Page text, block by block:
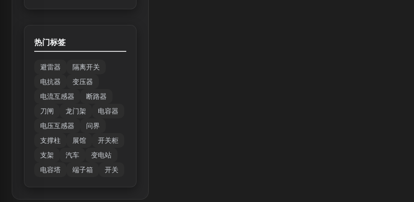
热门标签
避雷器
隔离开关
电抗器
变压器
电流互感器
断路器
刀闸
龙门架
电容器
电压互感器
问界
支撑柱
展馆
开关柜
支架
汽车
变电站
电容塔
端子箱 开关